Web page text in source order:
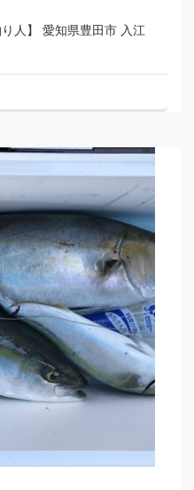
人】 愛知県豊田市 入江